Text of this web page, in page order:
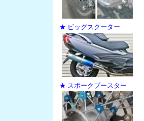
★ ビッグスクーター
★ スポークブースター